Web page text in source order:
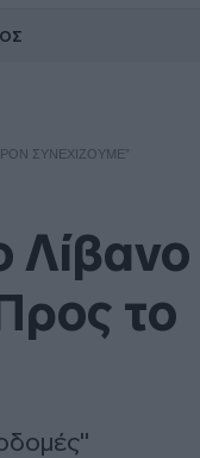
ΣΥΝΕΧΊΖΟΥΜΕ”
Λίβανο
το